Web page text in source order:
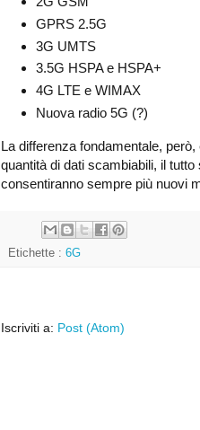
GPRS 2.5G
3G UMTS
3.5G HSPA e HSPA+
4G LTE e WIMAX
Nuova radio 5G (?)
La differenza fondamentale,
quantità di dati scambiabili, il
consentiranno sempre più nuovi
Etichette : 6G
Iscriviti a: Post (Atom)